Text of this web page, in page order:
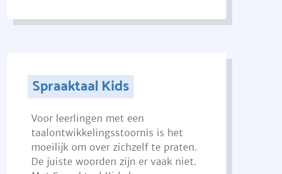
Spraaktaal Kids
Voor leerlingen met een
taalontwikkelingsstoornis is het
moeilijk om over zichzelf te praten.
De juiste woorden zijn er vaak niet.